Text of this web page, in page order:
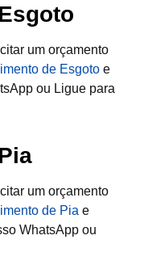
um orçamento
de Esgoto e
ou Ligue para
um orçamento
de Pia e
WhatsApp ou